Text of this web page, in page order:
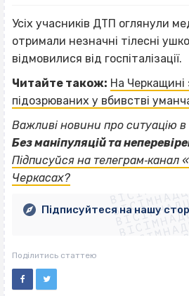
Усіх учасників ДТП оглянули
отримали незначні тілесні
відмовилися від госпіталізації.
Читайте також: На
підозрюваних у вбивстві
Важливі новини про ситуацію в
Без маніпуляцій та
Підписуйся на телеграм‐канал
Черкасах?
Підписуйтеся на нашу
Поділитись статтею